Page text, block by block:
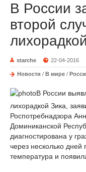
В России
второй
starche 22-04-2016
Новости / В мире /
В России
лихорадкой Зика,
Роспотребнадзора
Доминиканской
диагностирована у
через несколько
температура и